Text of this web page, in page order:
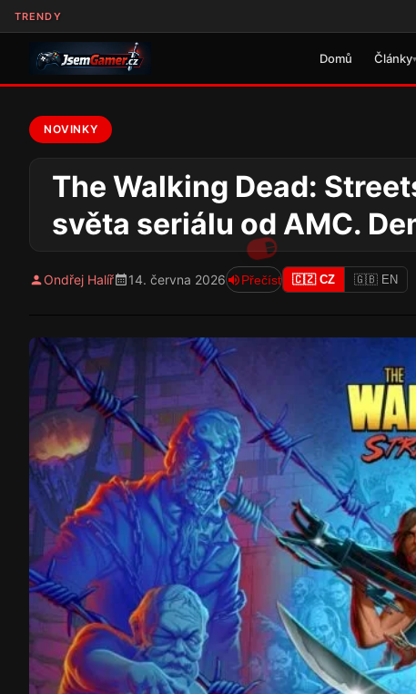
TRENDY
Domů Články▾
NOVINKY
The Walking Dead:
světa seriálu od AMC.
Ondřej Halíř 14. června 2026 Přečíst 🇨🇿 CZ 🇬🇧 EN